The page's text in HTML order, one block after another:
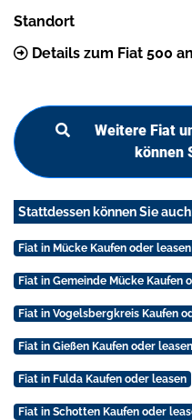
Standort
Details zum Fiat 500
Weitere Fiat
können
Stattdessen können Sie
Fiat in Mücke Kaufen oder leasen
Fiat in Gemeinde Mücke Kaufen
Fiat in Vogelsbergkreis Kaufen
Fiat in Gießen Kaufen oder leasen
Fiat in Fulda Kaufen oder leasen
Fiat in Schotten Kaufen oder